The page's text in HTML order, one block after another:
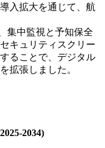
入拡大を通じて、航
集中監視と予知保全
キュリティスクリー
ることで、デジタル
拡張しました。
2034)